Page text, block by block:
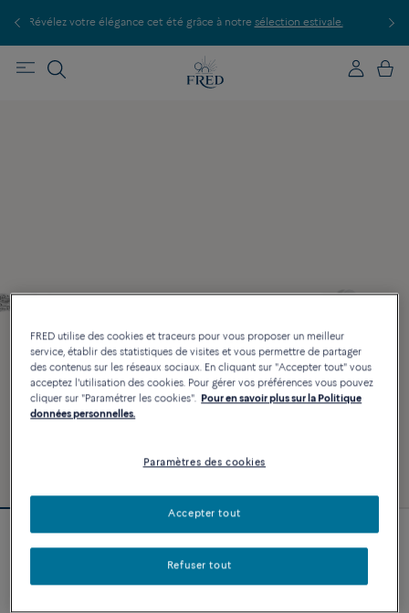
cet été grâce à notresélection estivale. Découvrez nos
Bracelet multichaîne or blanc 750/1000e
FRED utilise des cookies et traceurs pour vous proposer un meilleur
service, établir des statistiques de visites et vous permettre de partager
des contenus sur les réseaux sociaux. En cliquant sur "Accepter tout" vous
acceptez l'utilisation des cookies. Pour gérer vos préférences vous pouvez
cliquer sur "Paramétrer les cookies". Pour en savoir plus sur la Politique
données personnelles.
Paramètres des cookies
Refuser tout
Accepter tout